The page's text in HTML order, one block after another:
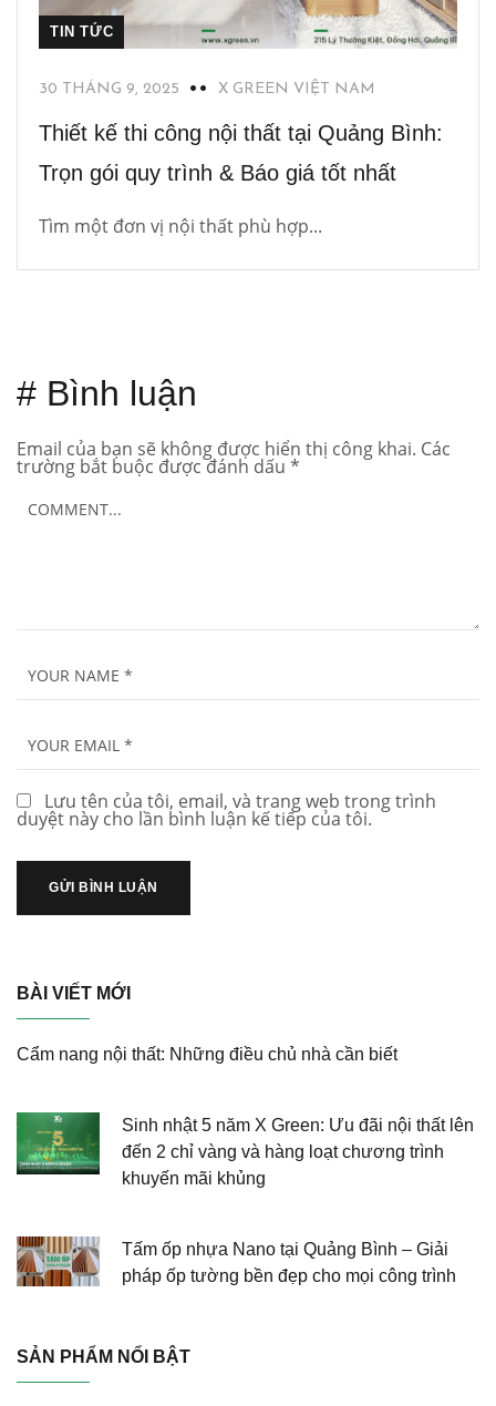
TIN TỨC
30 THÁNG 9, 2025 X GREEN VIỆT NAM
Thiết kế thi công nội thất tại Quảng Bình:
Trọn gói quy trình & Báo giá tốt nhất
Tìm một đơn vị nội thất phù hợp...
# Bình luận
Email của bạn sẽ không được hiển thị công khai. Các
trường bắt buộc được đánh dấu *
Lưu tên của tôi, email, và trang web trong trình
duyệt này cho lần bình luận kế tiếp của tôi.
BÀI VIẾT MỚI
Cẩm nang nội thất: Những điều chủ nhà cần biết
Sinh nhật 5 năm X Green: Ưu đãi nội thất lên
đến 2 chỉ vàng và hàng loạt chương trình
khuyến mãi khủng
Tấm ốp nhựa Nano tại Quảng Bình – Giải
pháp ốp tường bền đẹp cho mọi công trình
SẢN PHẨM NỔI BẬT